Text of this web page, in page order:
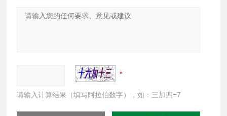
请输入计算结果（填写阿拉伯数字），如：三加四=7